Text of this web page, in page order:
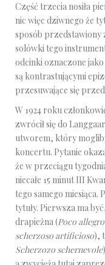
Część trzecia nosiła
nic więc dziwnego że
sposób przedstawiony
solówki tego
odcinki oznaczone jako
są kontrastującymi
przesuwające się
W 1924 roku
zwrócił się do
utworem, który
koncertu. Pytanie
że w przeciągu
niecałe 15 minut III
tego samego miesiąca.
tytuły. Pierwsza ma
drapieżna (Poco
scherzoso artificioso),
Scherzozo schernevole